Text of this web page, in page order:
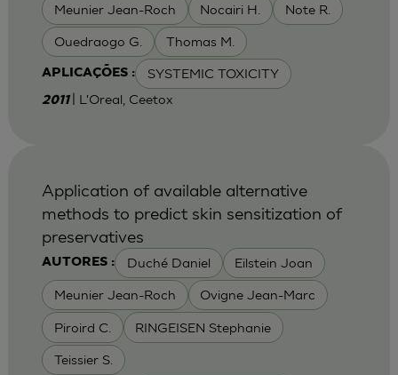
Meunier Jean-Roch Nocairi H. Note R.
Ouedraogo G. Thomas M.
APLICAÇÕES : SYSTEMIC TOXICITY
2011 | L'Oreal, Ceetox
AUTORES : Duché Daniel Eilstein Joan
Meunier Jean-Roch Ovigne Jean-Marc
Piroird C. RINGEISEN Stephanie
Teissier S.
Application of available alternative
methods to predict skin sensitization of
preservatives